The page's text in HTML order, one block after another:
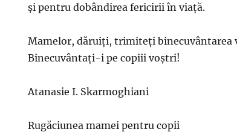
și pentru dobândirea fericirii în viață.
Mamelor, dăruiți, trimiteți binecuvântarea
Binecuvântați-i pe copiii voștri!
Atanasie I. Skarmoghiani
Rugăciunea mamei pentru copii